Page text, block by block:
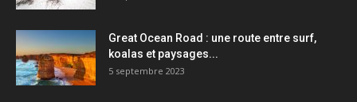
Great Ocean Road : une route entre surf,
koalas et paysages...
5 septembre 2023